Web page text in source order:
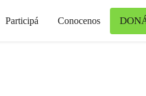
Participá Conocenos